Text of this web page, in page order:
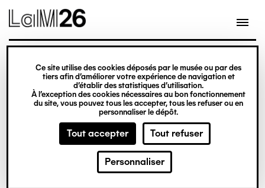
Gestion des cookies
Ce site utilise des cookies déposés par le musée ou par des
tiers afin d’améliorer votre expérience de navigation et
d’établir des statistiques d’utilisation.
À l’exception des cookies nécessaires au bon fonctionnement
du site, vous pouvez tous les accepter, tous les refuser ou en
personnaliser le dépôt.
Tout accepter Tout refuser
Personnaliser
contenu